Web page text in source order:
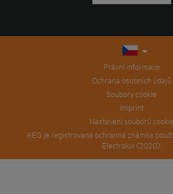
Právní informace
Ochrana osobních údajů
Soubory cookie
Imprint
Nastavení souborů cookie
AEG je registrovaná ochranná známka
Electrolux (2020).